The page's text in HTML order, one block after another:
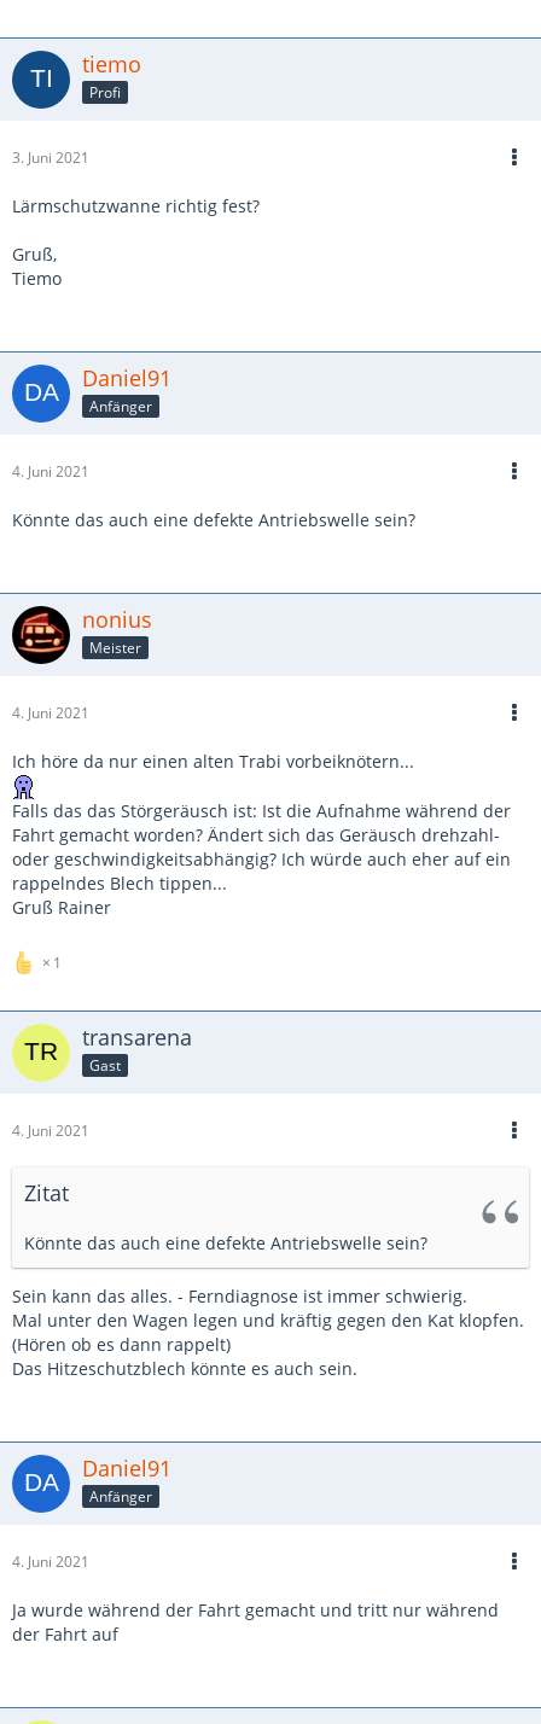
tiemo
Profi
3. Juni 2021
Lärmschutzwanne richtig fest?
Gruß,
Tiemo
Daniel91
Anfänger
4. Juni 2021
Könnte das auch eine defekte Antriebswelle sein?
nonius
Meister
4. Juni 2021
Ich höre da nur einen alten Trabi vorbeiknötern...
Falls das das Störgeräusch ist: Ist die Aufnahme während der
Fahrt gemacht worden? Ändert sich das Geräusch drehzahl-
oder geschwindigkeitsabhängig? Ich würde auch eher auf ein
rappelndes Blech tippen...
Gruß Rainer
1
transarena
Gast
4. Juni 2021
Zitat
Könnte das auch eine defekte Antriebswelle sein?
Sein kann das alles. - Ferndiagnose ist immer schwierig.
Mal unter den Wagen legen und kräftig gegen den Kat klopfen.
(Hören ob es dann rappelt)
Das Hitzeschutzblech könnte es auch sein.
Daniel91
Anfänger
4. Juni 2021
Ja wurde während der Fahrt gemacht und tritt nur während
der Fahrt auf